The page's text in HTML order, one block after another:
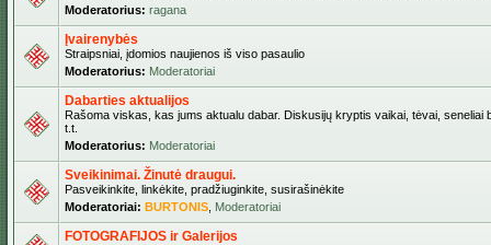
Moderatorius: ragana
Įvairenybės
Straipsniai, įdomios naujienos iš viso pasaulio
Moderatorius: Moderatoriai
Dabarties aktualijos
Rašoma viskas, kas jums aktualu dabar. Diskusijų kryptis vaikai, tėvai, seneliai
t.t.
Moderatorius: Moderatoriai
Sveikinimai. Žinutė draugui.
Pasveikinkite, linkėkite, pradžiuginkite, susirašinėkite
Moderatoriai: BURTONIS Moderatoriai
FOTOGRAFIJOS ir Galerijos